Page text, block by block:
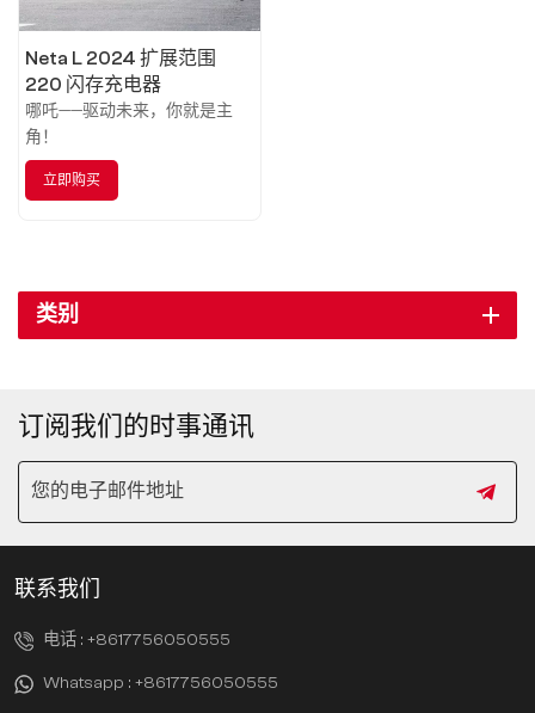
Neta L 2024 扩展范围
220 闪存充电器
哪吒——驱动未来，你就是主
角！
立即购买
类别
订阅我们的时事通讯
联系我们
电话 : +8617756050555
Whatsapp : +8617756050555